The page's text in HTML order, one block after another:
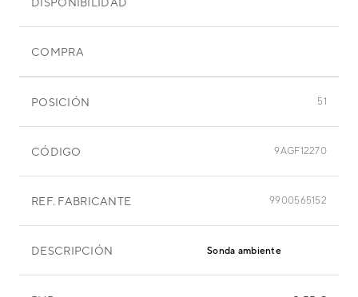
COMPRA
POSICIÓN 51
CÓDIGO 9AGF12270
REF. FABRICANTE 9900565152
DESCRIPCIÓN Sonda ambiente